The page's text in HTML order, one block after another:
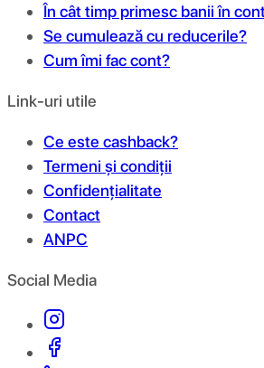
În cât timp primesc banii în
Se cumulează cu reducerile?
Cum îmi fac cont?
Link-uri utile
Ce este cashback?
Termeni și condiții
Confidențialitate
Contact
ANPC
Social Media